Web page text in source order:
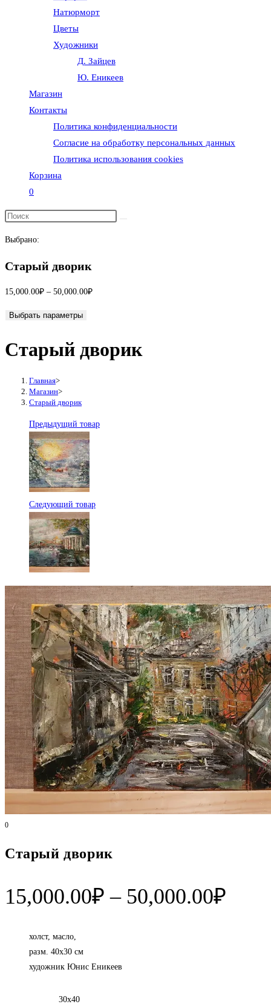
Натюрморт
Цветы
Художники
Д. Зайцев
Ю. Еникеев
Магазин
Контакты
Политика конфиденциальности
Согласие на обработку персональных данных
Политика использования cookies
Корзина
0
поиск
по
сайту
Выбрано:
Старый дворик
15,000.00₽ – 50,000.00₽Диапазон
50,000.00₽
Выбрать параметры
Старый дворик
Главная>
Магазин>
Старый дворик
Предыдущий товар
Следующий товар
0
Старый дворик
15,000.00₽ – 50,000.00₽
холст, масло,
разм. 40х30 см
художник Юнис Еникеев
30х40